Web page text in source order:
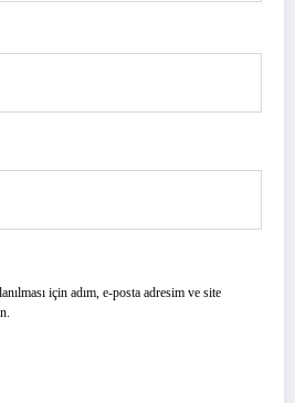
için adım, e-posta adresim ve site